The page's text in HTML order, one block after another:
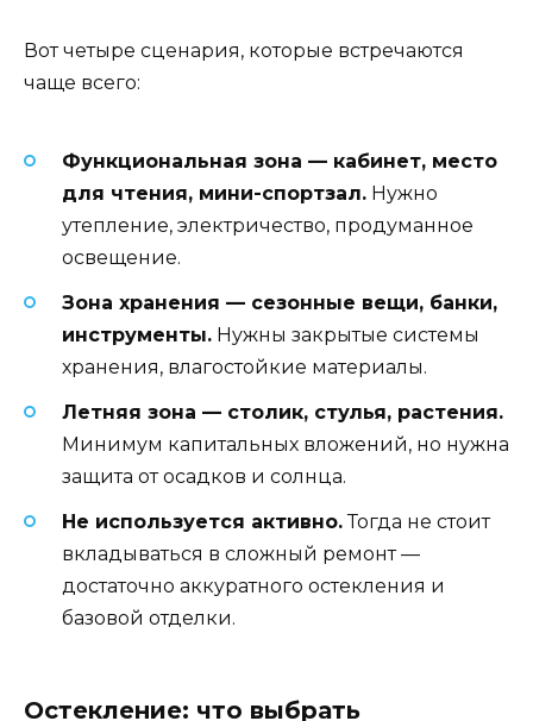
Вот четыре сценария, которые встречаются
чаще всего:
Функциональная зона — кабинет, место
для чтения, мини-спортзал. Нужно
утепление, электричество, продуманное
освещение.
Зона хранения — сезонные вещи, банки,
инструменты. Нужны закрытые системы
хранения, влагостойкие материалы.
Летняя зона — столик, стулья, растения.
Минимум капитальных вложений, но нужна
защита от осадков и солнца.
Не используется активно.Тогда не стоит
вкладываться в сложный ремонт —
достаточно аккуратного остекления и
базовой отделки.
Остекление: что выбрать